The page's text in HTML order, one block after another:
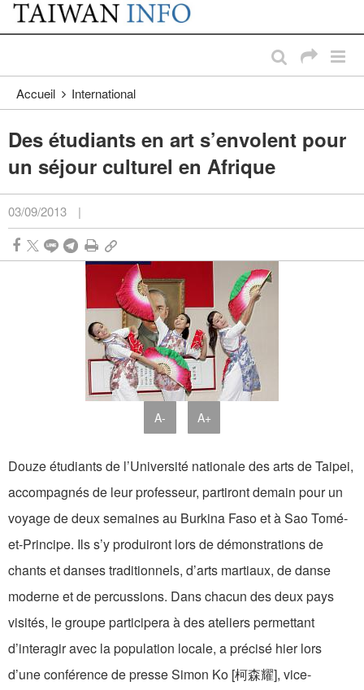
Passer au contenu principal
:::
Accueil International
Des étudiants en art s’envolent pour
un séjour culturel en Afrique
03/09/2013 |
A- A+
Douze étudiants de l’Université nationale des arts de Taipei,
accompagnés de leur professeur, partiront demain pour un
voyage de deux semaines au Burkina Faso et à Sao Tomé-
et-Principe. Ils s’y produiront lors de démonstrations de
chants et danses traditionnels, d’arts martiaux, de danse
moderne et de percussions. Dans chacun des deux pays
visités, le groupe participera à des ateliers permettant
d’interagir avec la population locale, a précisé hier lors
d’une conférence de presse Simon Ko [柯森耀], vice-